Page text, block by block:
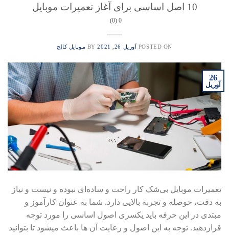
10 اصل اساسی برای آغاز تعمیرات موبایل
0 (0)
POSTED ON آوریل 26, 2021 BY موبایل کالج
26
آوریل
تعمیرات موبایل بی‌شک کار راحت و ساده‌ای نبوده و نیست و نیاز
به دقت، حوصله و تجربه بالایی دارد. شما به عنوان کارآموز و
مبتدی در این حرفه باید یکسری اصول اساسی را مورد توجه
قرار­دهید. توجه به این اصول و رعایت آن ها باعث می­شود تا بتوانید